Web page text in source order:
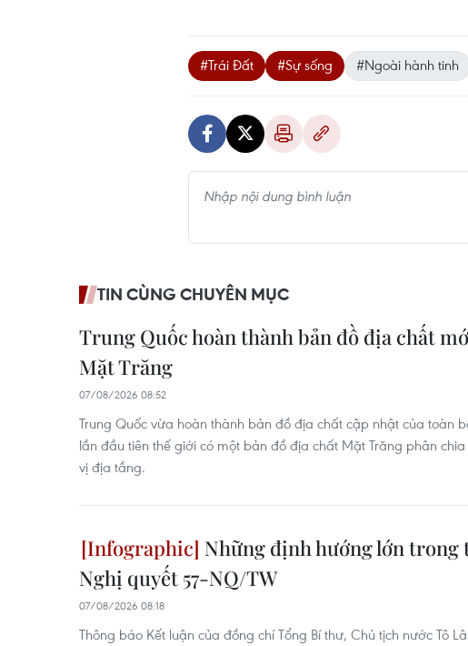
#Trái Đất #Sự sống #Ngoài hành tinh
TIN CÙNG CHUYÊN MỤC
Trung Quốc hoàn thành bản đồ địa chất
Mặt Trăng
07/08/2026 08:52
Trung Quốc vừa hoàn thành bản đồ địa chất cập nhật của toàn
lần đầu tiên thế giới có một bản đồ địa chất Mặt Trăng phân
vị địa tầng.
Những định hướng lớn trong
Nghị quyết 57-NQ/TW
07/08/2026 08:18
Thông báo Kết luận của đồng chí Tổng Bí thư, Chủ tịch nước Tô